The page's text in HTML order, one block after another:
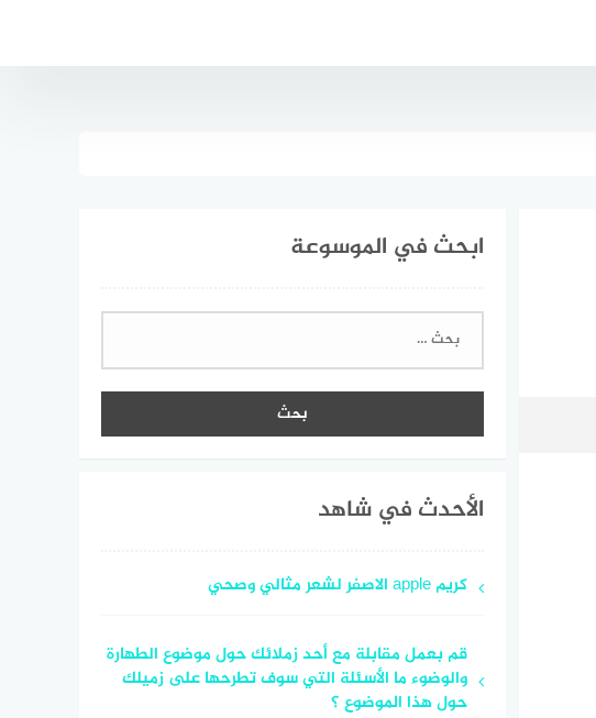
ابحث في الموسوعة
البحث
الأحدث في شاهد
كريم apple الاصفر لشعر مثالي وصحي
قم بعمل مقابلة مع أحد زملائك حول موضوع الطهارة
والوضوء ما الأسئلة التي سوف تطرحها على زميلك
حول هذا الموضوع ؟